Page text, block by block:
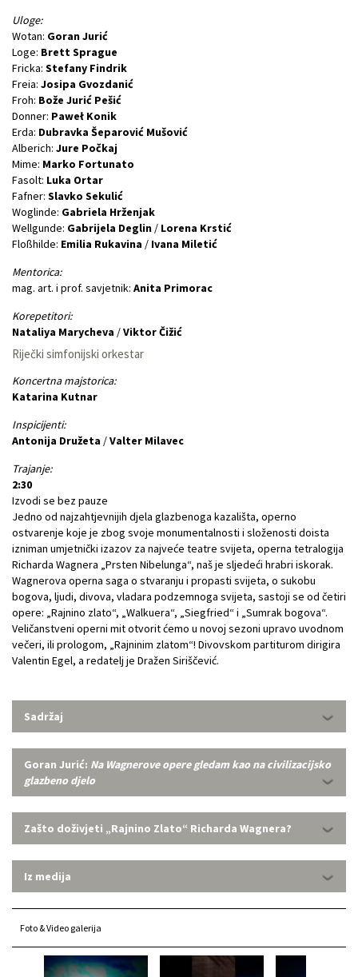
Uloge:
Wotan: Goran Jurić
Loge: Brett Sprague
Fricka: Stefany Findrik
Freia: Josipa Gvozdanić
Froh: Bože Jurić Pešić
Donner: Paweł Konik
Erda: Dubravka Šeparović Mušović
Alberich: Jure Počkaj
Mime: Marko Fortunato
Fasolt: Luka Ortar
Fafner: Slavko Sekulić
Woglinde: Gabriela Hrženjak
Wellgunde: Gabrijela Deglin / Lorena Krstić
Floßhilde: Emilia Rukavina / Ivana Miletić
Mentorica:
mag. art. i prof. savjetnik: Anita Primorac
Korepetitori:
Nataliya Marycheva /Viktor Čižić
Riječki simfonijski orkestar
Koncertna majstorica:
Katarina Kutnar
Inspicijenti:
Antonija Družeta /Valter Milavec
Trajanje:
2:30
Izvodi se bez pauze
Jedno od najzahtjevnijih djela glazbenoga kazališta, operno
ostvarenje koje je zbog svoje monumentalnosti i složenosti doista
izniman umjetnički izazov za najveće teatre svijeta, operna tetralogija
Richarda Wagnera „Prsten Nibelunga“, naš je sljedeći hrabri iskorak.
Wagnerova operna saga o stvaranju i propasti svijeta, o sukobu
bogova, ljudi, divova, vladara podzemnoga svijeta, sastoji se od četiri
opere: „Rajnino zlato“, „Walkuera“, „Siegfried“ i „Sumrak bogova“.
Veličanstveni operni mit otvorit ćemo u novoj sezoni upravo uvodnom
večeri, ili prologom, „Rajninim zlatom“! Divovskom partiturom dirigira
Valentin Egel, a redatelj je Dražen Siriščević.
Sadržaj
Goran Jurić: Na Wagnerove opere gledam kao na civilizacijsko
glazbeno djelo
Zašto doživjeti „Rajnino Zlato“ Richarda Wagnera?
Iz medija
Foto & Video galerija